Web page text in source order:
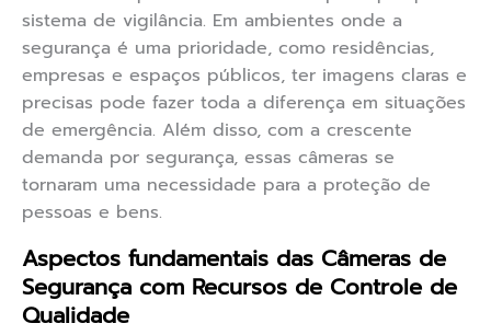
sistema de vigilância. Em ambientes onde a
segurança é uma prioridade, como residências,
empresas e espaços públicos, ter imagens claras e
precisas pode fazer toda a diferença em situações
de emergência. Além disso, com a crescente
demanda por segurança, essas câmeras se
tornaram uma necessidade para a proteção de
pessoas e bens.
Aspectos fundamentais das Câmeras de
Segurança com Recursos de Controle de
Qualidade